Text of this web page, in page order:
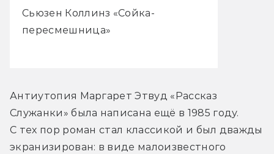
Сьюзен Коллинз «Сойка-
пересмешница»
Антиутопия Маргарет Этвуд «Рассказ
Служанки» была написана ещё в 1985 году.
С тех пор роман стал классикой и был дважды
экранизирован: в виде малоизвестного